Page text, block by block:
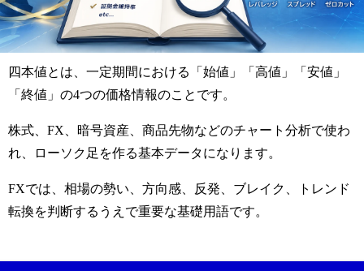
四本値とは、一定期間における「始値」「高値」「安値」
「終値」の4つの価格情報のことです。
株式、FX、暗号資産、商品先物などのチャート分析で使わ
れ、ローソク足を作る基本データになります。
FXでは、相場の勢い、方向感、反発、ブレイク、トレンド
転換を判断するうえで重要な基礎用語です。